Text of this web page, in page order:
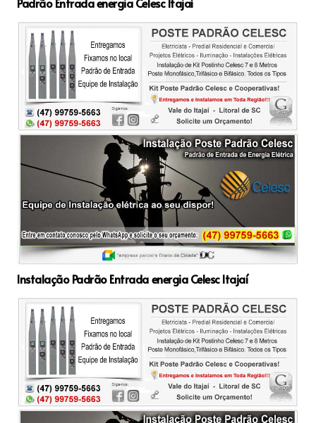
Instalação Padrão Entrada energia Celesc Itajaí